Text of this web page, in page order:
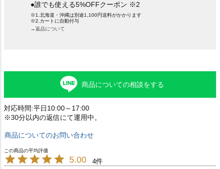
●誰でも使える5%OFFクーポン ※2
※1.北海道・沖縄は別途1,100円送料がかかります
※2.カートに自動付与
→返品について
商品についての相談をする
対応時間:平日10:00～17:00
※30分以内の返信にて運用中。
商品についてのお問い合わせ
5.00 4